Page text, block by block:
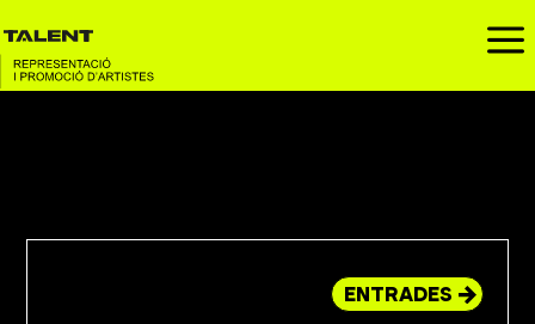
a
ENTRADES